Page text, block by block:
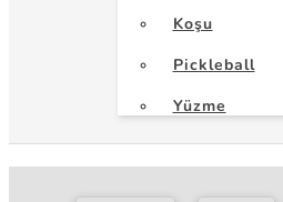
Koşu
Pickleball
Yüzme